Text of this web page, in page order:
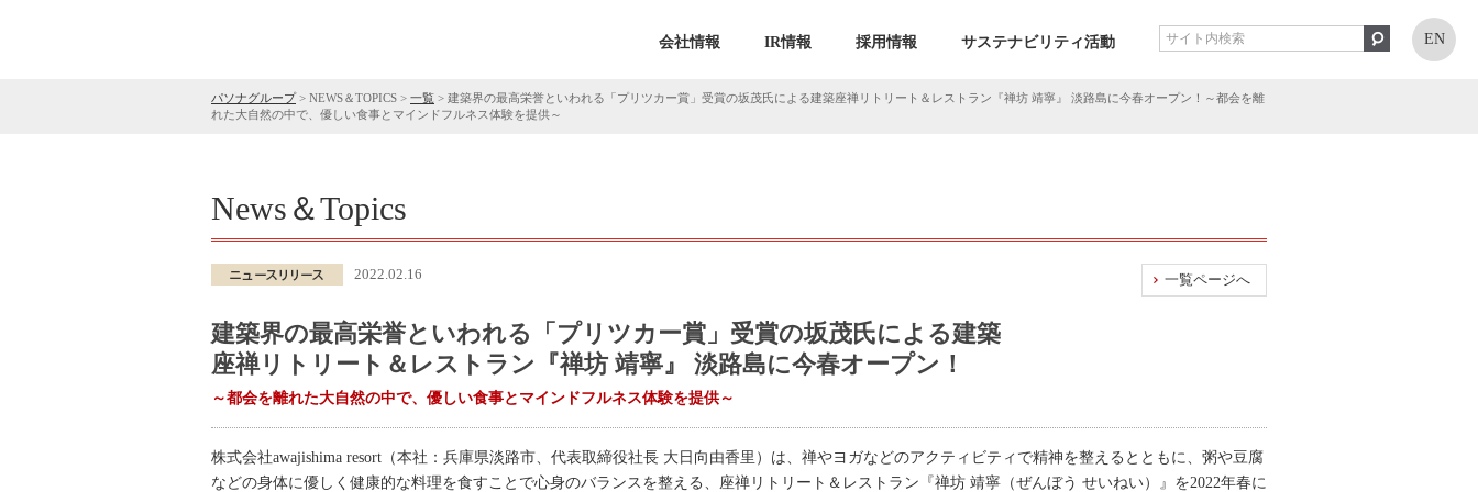
会社情報 IR情報 採用情報 サステナビリティ活動 EN
パソナグループ> NEWS＆TOPICS > 一覧 > 建築界の最高栄誉といわれる「プリツカー賞」受賞の坂茂氏による建築座禅リトリート＆レストラン『禅坊 靖寧』 淡路島に今春オープン！～都会を離
れた大自然の中で、優しい食事とマインドフルネス体験を提供～
News＆Topics
一覧ページへ
2022.02.16
建築界の最高栄誉といわれる「プリツカー賞」受賞の坂茂氏による建築
座禅リトリート＆レストラン『禅坊 靖寧』 淡路島に今春オープン！
～都会を離れた大自然の中で、優しい食事とマインドフルネス体験を提供～
株式会社awajishima resort（本社：兵庫県淡路市、代表取締役社長 大日向由香里）は、禅やヨガなどのアクティビティで精神を整えるとともに、粥や豆腐
などの身体に優しく健康的な料理を食すことで心身のバランスを整える、座禅リトリート＆レストラン『禅坊 靖寧（ぜんぼう せいねい）』を2022年春に